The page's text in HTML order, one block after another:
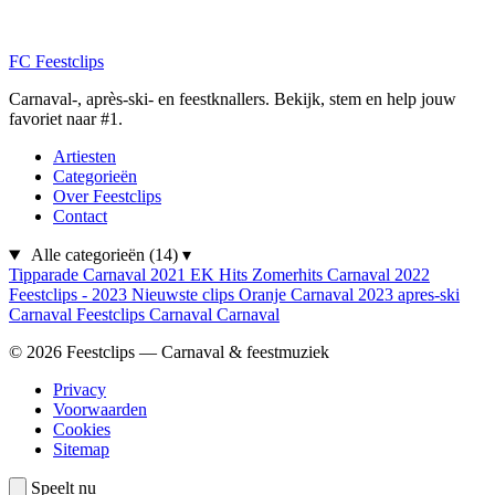
FC Feestclips
Carnaval-, après-ski- en feestknallers. Bekijk, stem en help jouw
favoriet naar #1.
Artiesten
Categorieën
Over Feestclips
Contact
Alle categorieën (14) ▾
Tipparade Carnaval 2021 EK Hits Zomerhits Carnaval 2022
Feestclips - 2023 Nieuwste clips Oranje Carnaval 2023 apres-ski
Carnaval Feestclips Carnaval Carnaval
© 2026 Feestclips — Carnaval & feestmuziek
Privacy
Voorwaarden
Cookies
Sitemap
Speelt nu